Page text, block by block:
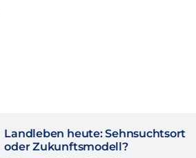
Landleben heute: Sehnsuchtsort
oder Zukunftsmodell?